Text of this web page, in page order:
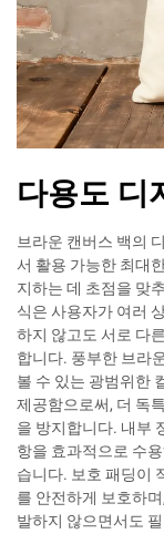
다용도 디
브라운 캔버스 백의
서 활용 가능한 최대
지하는 데 초점을 맞
식은 사용자가 여러
하지 않고도 서로 다
합니다. 풍부한 브라
볼 수 있는 광범위한
제공함으로써, 더 독
을 방지합니다. 내부
항을 효과적으로 수
습니다. 보호 패딩이
를 안전하게 보호하
발하지 않으면서도